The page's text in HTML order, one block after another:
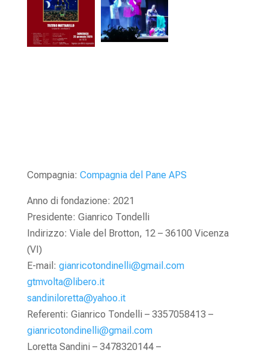
Compagnia: Compagnia del Pane APS
Anno di fondazione: 2021
Presidente: Gianrico Tondelli
Indirizzo: Viale del Brotton, 12 – 36100 Vicenza
(VI)
E-mail: gianricotondinelli@gmail.com
gtmvolta@libero.it
sandiniloretta@yahoo.it
Referenti: Gianrico Tondelli – 3357058413 –
gianricotondinelli@gmail.com
Loretta Sandini – 3478320144 –